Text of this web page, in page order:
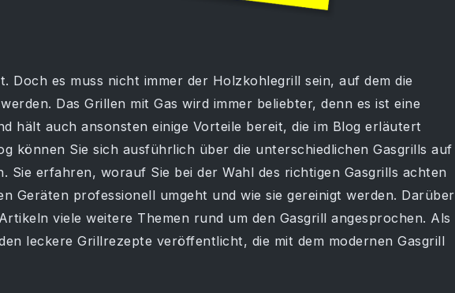
Doch es muss nicht immer der Holzkohlegrill sein, auf dem die
Das Grillen mit Gas wird immer beliebter, denn es ist eine
hält auch ansonsten einige Vorteile bereit, die im Blog erläutert
können Sie sich ausführlich über die unterschiedlichen Gasgrills auf
Sie erfahren, worauf Sie bei der Wahl des richtigen Gasgrills achten
Geräten professionell umgeht und wie sie gereinigt werden. Darüber
viele weitere Themen rund um den Gasgrill angesprochen. Als
leckere Grillrezepte veröffentlicht, die mit dem modernen Gasgrill